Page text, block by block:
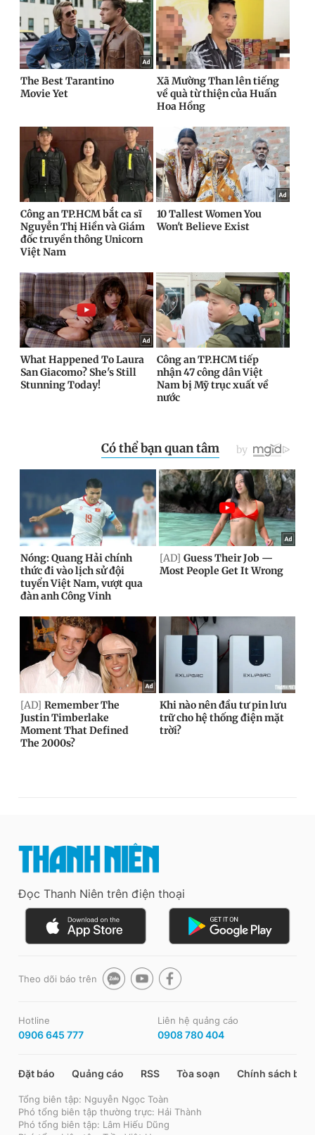
Đọc Thanh Niên trên điện thoại
Theo dõi báo trên
Hotline
0906 645 777
Liên hệ quảng cáo
0908 780 404
Đặt báo Quảng cáo RSS Tòa soạn Chính sách bảo
Tổng biên tập: Nguyễn Ngọc Toàn
Phó tổng biên tập thường trực: Hải Thành
Phó tổng biên tập: Lâm Hiếu Dũng